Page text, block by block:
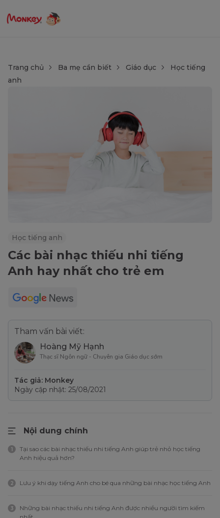
Trang chủ Ba mẹ cần biết Giáo dục
Học tiếng
anh
Học tiếng anh
Các bài nhạc thiếu nhi tiếng
Anh hay nhất cho trẻ em
Tham vấn bài viết:
Hoàng Mỹ Hạnh
Thạc sĩ Ngôn ngữ - Chuyên gia Giáo dục sớm
Tác giả: Monkey
Ngày cập nhật: 25/08/2021
Nội dung chính
1
Tại sao các bài nhạc thiếu nhi tiếng Anh giúp trẻ nhỏ học tiếng
Anh hiệu quả hơn?
2 Lưu ý khi dạy tiếng Anh cho bé qua những bài nhạc học tiếng Anh
3
Những bài nhạc thiếu nhi tiếng Anh được nhiều người tìm kiếm